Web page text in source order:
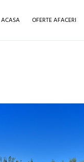
ACASA OFERTE AFACERI